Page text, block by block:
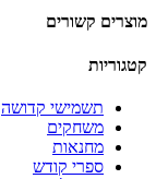
מוצרים קשורים
קטגוריות
תשמישי קדושה
משחקים
מחנאות
ספרי קודש